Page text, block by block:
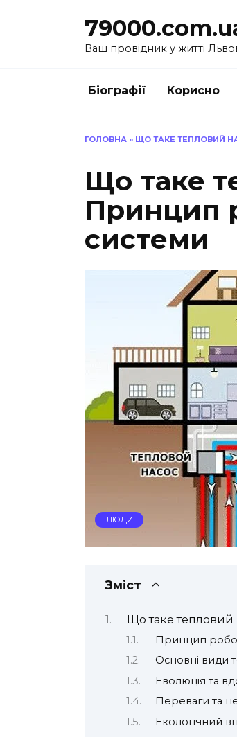
Ваш провідник у житті
Біографії Корисно
ГОЛОВНА » ЩО ТАКЕ ТЕПЛОВИЙ
Що таке
Принцип
системи
ЛЮДИ
Зміст
Що таке тепловий
Принцип
Основні види
Еволюція та
Переваги та
Екологічний